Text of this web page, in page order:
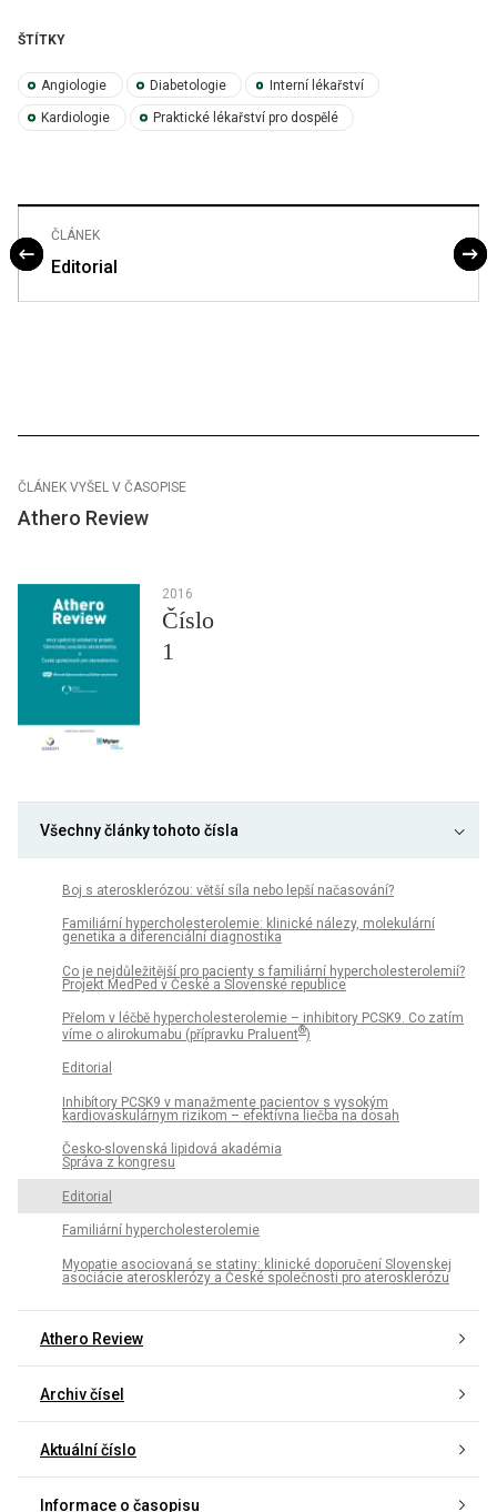
ŠTÍTKY
Angiologie Diabetologie Interní lékařství
Kardiologie Praktické lékařství pro dospělé
ČLÁNEK
Editorial
ČLÁNEK VYŠEL V ČASOPISE
Athero Review
2016
Číslo
1
Všechny články tohoto čísla
Boj s aterosklerózou: větší síla nebo lepší načasování?
Familiární hypercholesterolemie: klinické nálezy, molekulární
genetika a diferenciální diagnostika
Co je nejdůležitější pro pacienty s familiární hypercholesterolemií?
Projekt MedPed v České a Slovenské republice
Přelom v léčbě hypercholesterolemie – inhibitory PCSK9. Co zatím
víme o alirokumabu (přípravku Praluent®)
Editorial
Inhibítory PCSK9 v manažmente pacientov s vysokým
kardiovaskulárnym rizikom – efektívna liečba na dosah
Česko-slovenská lipidová akadémia
Správa z kongresu
Editorial
Familiární hypercholesterolemie
Myopatie asociovaná se statiny: klinické doporučení Slovenskej
asociácie aterosklerózy a České společnosti pro aterosklerózu
Athero Review
Archiv čísel
Aktuální číslo
Informace o časopisu